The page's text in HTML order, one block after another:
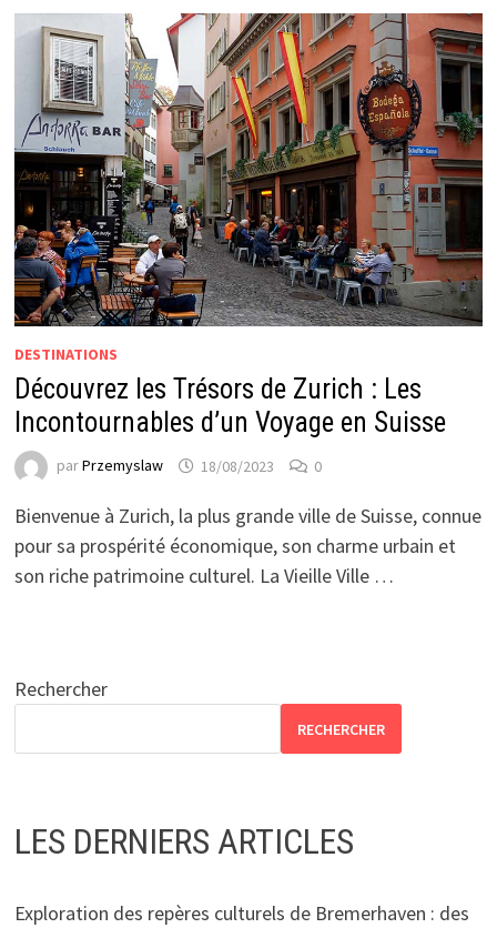
DESTINATIONS
Découvrez les Trésors de Zurich : Les
Incontournables d’un Voyage en Suisse
parPrzemyslaw 18/08/2023 0
Bienvenue à Zurich, la plus grande ville de Suisse, connue
pour sa prospérité économique, son charme urbain et
son riche patrimoine culturel. La Vieille Ville …
Rechercher
RECHERCHER
LES DERNIERS ARTICLES
Exploration des repères culturels de Bremerhaven : des